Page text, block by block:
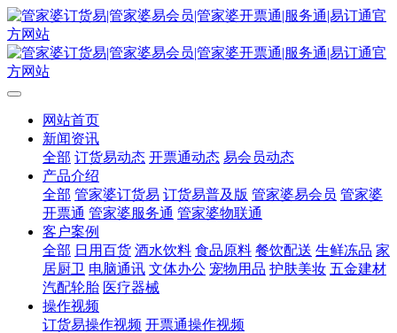
网站首页
新闻资讯
全部 订货易动态 开票通动态 易会员动态
产品介绍
全部 管家婆订货易 订货易普及版 管家婆易会员 管家婆
开票通 管家婆服务通 管家婆物联通
客户案例
全部 日用百货 酒水饮料 食品原料 餐饮配送 生鲜冻品 家
居厨卫 电脑通讯 文体办公 宠物用品 护肤美妆 五金建材
汽配轮胎 医疗器械
操作视频
订货易操作视频 开票通操作视频